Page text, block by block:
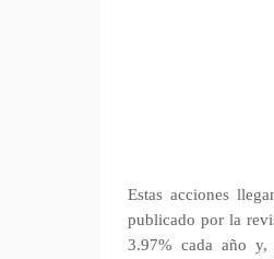
Estas acciones
publicado por la
3.97% cada año